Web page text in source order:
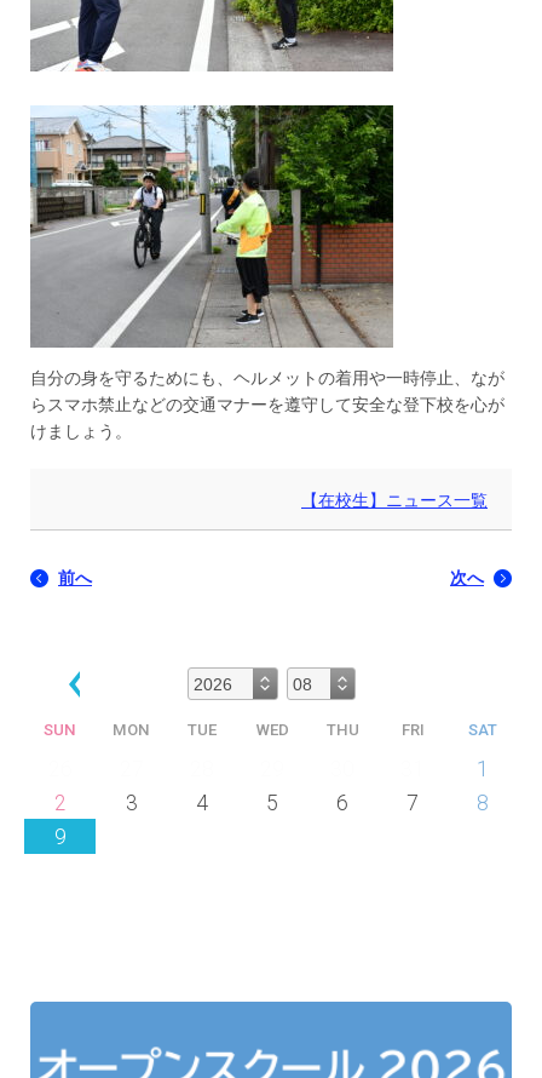
自分の身を守るためにも、ヘルメットの着用や一時停止、なが
らスマホ禁止などの交通マナーを遵守して安全な登下校を心が
けましょう。
【在校生】ニュース一覧
前へ 次へ
SUN MON TUE WED THU FRI SAT
1
2
3 4 5 6 7
8
9